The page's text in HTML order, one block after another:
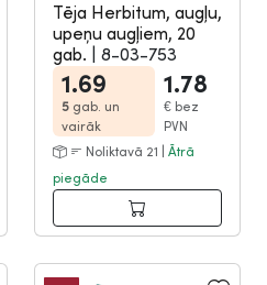
Tēja Herbitum, augļu,
upeņu augļiem, 20
gab.
8-03-753
1.69
5 gab. un
vairāk
1.78
€ bez
PVN
Noliktavā 21 | Ātrā
piegāde